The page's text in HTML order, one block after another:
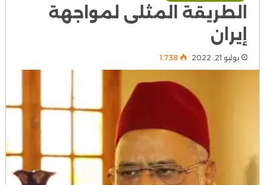
الطريقة المثلى لمواجهة
إيران
يوليو 21, 2022 1٬738